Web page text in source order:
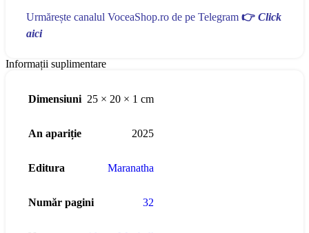
Urmărește canalul VoceaShop.ro de pe Telegram 👉 Click
aici
Informații suplimentare
Dimensiuni 25 × 20 × 1 cm
An apariție 2025
Editura Maranatha
Număr pagini 32